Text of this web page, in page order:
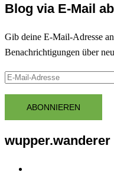
Blog via E-Mail
Gib deine E-Mail-Adresse
Benachrichtigungen über
E-
AdresseABONNIEREN